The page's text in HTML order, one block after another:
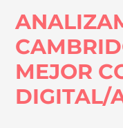
MEJOR
DIGITAL/